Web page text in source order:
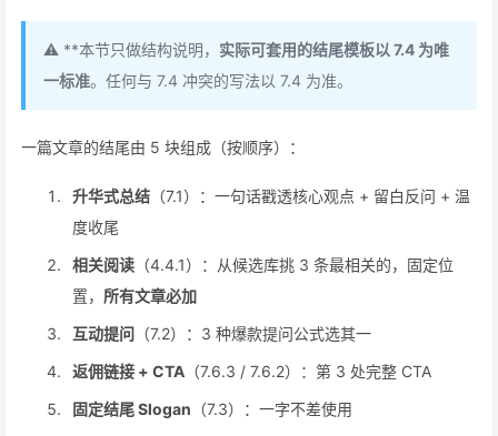
⚠️ **本节只做结构说明， 实际可套用的结尾模板以 7.4 为唯
一标准。任何与 7.4 冲突的写法以 7.4 为准。
一篇文章的结尾由 5 块组成（按顺序）：
升华式总结 （7.1）：一句话戳透核心观点 + 留白反问 + 温
度收尾
相关阅读 （4.4.1）：从候选库挑 3 条最相关的，固定位
置， 所有文章必加
互动提问 （7.2）：3 种爆款提问公式选其一
返佣链接 + CTA （7.6.3 / 7.6.2）：第 3 处完整 CTA
固定结尾 Slogan （7.3）：一字不差使用